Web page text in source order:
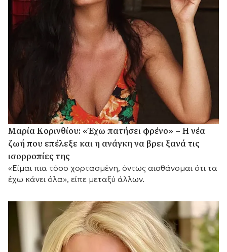
Μαρία Κορινθίου: «Έχω πατήσει φρένο» – Η νέα
ζωή που επέλεξε και η ανάγκη να βρει ξανά τις
ισορροπίες της
«Είμαι πια τόσο χορτασμένη, όντως αισθάνομαι ότι τα
έχω κάνει όλα», είπε μεταξύ άλλων.